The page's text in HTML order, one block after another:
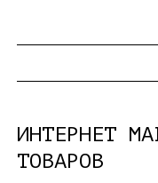
ИНТЕРНЕТ
ТОВАРОВ